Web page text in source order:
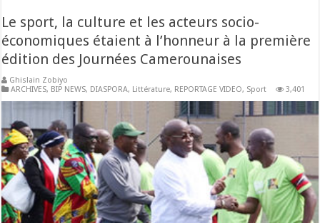
Le sport, la culture et les acteurs socio-
économiques étaient à l’honneur à la première
édition des Journées Camerounaises
Ghislain Zobiyo
ARCHIVES, BIP NEWS, DIASPORA, Littérature, REPORTAGE VIDEO, Sport 3,401